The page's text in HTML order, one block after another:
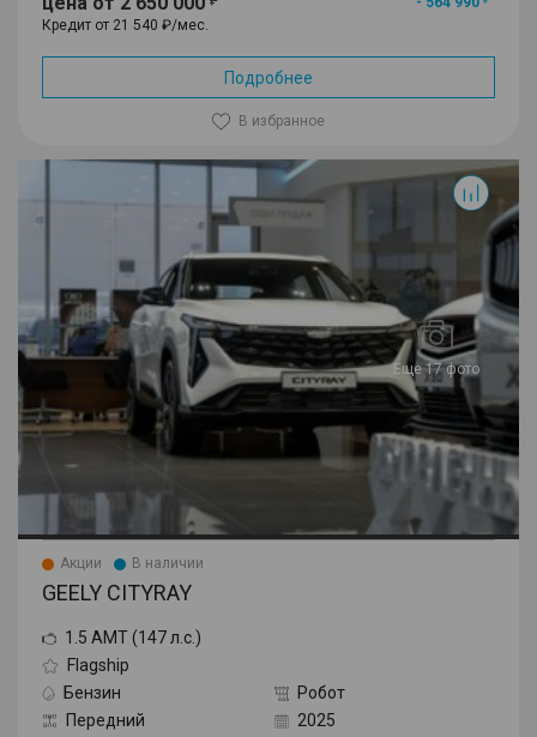
Кредит от 21 540 ₽/мес.
Подробнее
В избранное
Еще 17 фото
Акции В наличии
GEELY CITYRAY
1.5 AMT (147 л.с.)
Flagship
Бензин
Робот
Передний
2025